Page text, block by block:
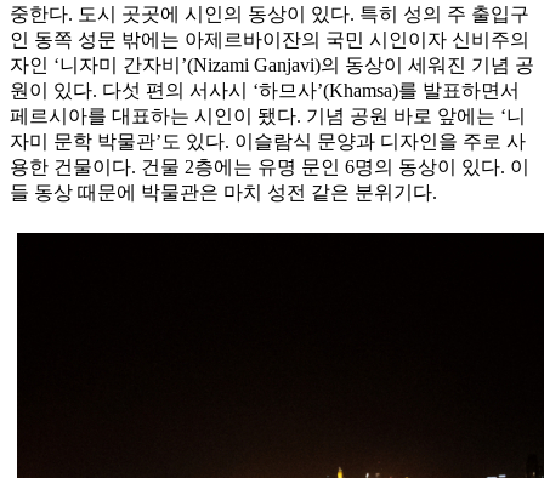
중한다. 도시 곳곳에 시인의 동상이 있다. 특히 성의 주 출입구
인 동쪽 성문 밖에는 아제르바이잔의 국민 시인이자 신비주의
자인 ‘니자미 간자비’(Nizami Ganjavi)의 동상이 세워진 기념 공
원이 있다. 다섯 편의 서사시 ‘하므사’(Khamsa)를 발표하면서
페르시아를 대표하는 시인이 됐다. 기념 공원 바로 앞에는 ‘니
자미 문학 박물관’도 있다. 이슬람식 문양과 디자인을 주로 사
용한 건물이다. 건물 2층에는 유명 문인 6명의 동상이 있다. 이
들 동상 때문에 박물관은 마치 성전 같은 분위기다.